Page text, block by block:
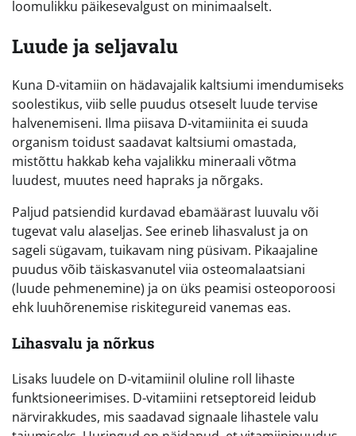
loomulikku päikesevalgust on minimaalselt.
Luude ja seljavalu
Kuna D-vitamiin on hädavajalik kaltsiumi imendumiseks
soolestikus, viib selle puudus otseselt luude tervise
halvenemiseni. Ilma piisava D-vitamiinita ei suuda
organism toidust saadavat kaltsiumi omastada,
mistõttu hakkab keha vajalikku mineraali võtma
luudest, muutes need hapraks ja nõrgaks.
Paljud patsiendid kurdavad ebamäärast luuvalu või
tugevat valu alaseljas. See erineb lihasvalust ja on
sageli sügavam, tuikavam ning püsivam. Pikaajaline
puudus võib täiskasvanutel viia osteomalaatsiani
(luude pehmenemine) ja on üks peamisi osteoporoosi
ehk luuhõrenemise riskitegureid vanemas eas.
Lihasvalu ja nõrkus
Lisaks luudele on D-vitamiinil oluline roll lihaste
funktsioneerimises. D-vitamiini retseptoreid leidub
närvirakkudes, mis saadavad signaale lihastele valu